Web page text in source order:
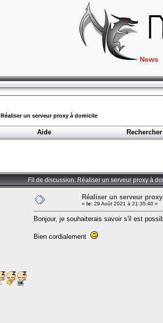
News
Réaliser un serveur proxy à domicile
Aide Rechercher
Fil de discussion: Réaliser un serveur proxy à
Réaliser un serveur
« le: 29 Août 2021 à 21:35:40 »
Bonjour, je souhaiterais savoir s'il est
Bien cordialement